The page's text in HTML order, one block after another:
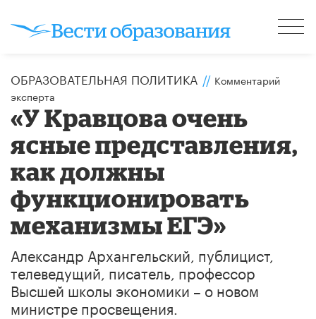
ОБРАЗОВАТЕЛЬНАЯ ПОЛИТИКА // Комментарий
эксперта
«У Кравцова очень
ясные представления,
как должны
функционировать
механизмы ЕГЭ»​
Александр Архангельский, публицист,
телеведущий, писатель, профессор
Высшей школы экономики – о новом
министре просвещения.